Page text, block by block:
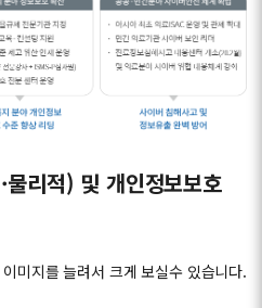
물리적) 및 개인정보보호
미지를 늘려서 크게 보실수 있습니다.